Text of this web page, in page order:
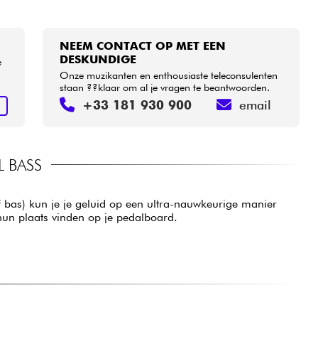
NEEM CONTACT OP MET EEN
DESKUNDIGE
Onze muzikanten en enthousiaste teleconsulenten
staan ??klaar om al je vragen te beantwoorden.
+33 181 930 900 email
BASS
kun je je geluid op een ultra-nauwkeurige manier
plaats vinden op je pedalboard.